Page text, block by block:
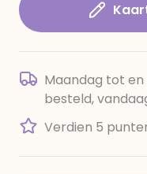
Maandag tot en
besteld,
Verdien 5